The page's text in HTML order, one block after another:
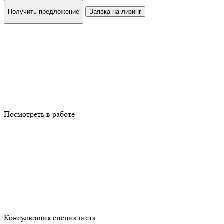
Получить предложение Заявка на лизинг
Посмотреть в работе
Консультация специалиста